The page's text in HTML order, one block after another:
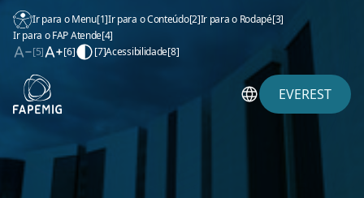
Ir para o Menu[1]Ir para o Conteúdo[2]Ir para o Rodapé[3]
Ir para o FAP Atende[4]
[5]
[6] [7]Acessibilidade[8]
EVEREST